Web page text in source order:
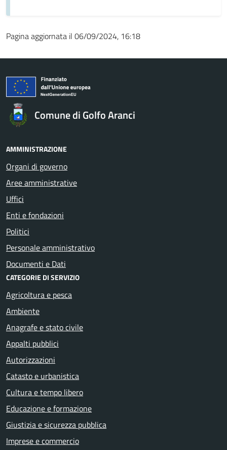
Pagina aggiornata il 06/09/2024, 16:18
Comune di Golfo Aranci
AMMINISTRAZIONE
Organi di governo
Aree amministrative
Uffici
Enti e fondazioni
Politici
Personale amministrativo
Documenti e Dati
CATEGORIE DI SERVIZIO
Agricoltura e pesca
Ambiente
Anagrafe e stato civile
Appalti pubblici
Autorizzazioni
Catasto e urbanistica
Cultura e tempo libero
Educazione e formazione
Giustizia e sicurezza pubblica
Imprese e commercio